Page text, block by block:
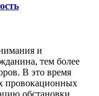
и
тем более
В это время
провокационных
обстановки,